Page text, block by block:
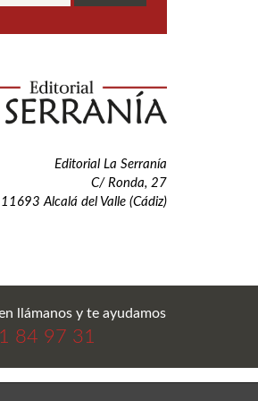
Editorial La Serranía
C/ Ronda, 27
11693 Alcalá del Valle (Cádiz)
llámanos y te ayudamos
84 97 31